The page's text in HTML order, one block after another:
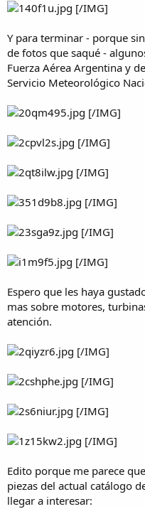
[/IMG]
Y para terminar - porque
de fotos que saqué -
Fuerza Aérea Argentina y
Servicio Meteorológico
[/IMG]
[/IMG]
[/IMG]
[/IMG]
[/IMG]
[/IMG]
Espero que les haya
mas sobre motores,
atención.
[/IMG]
[/IMG]
[/IMG]
[/IMG]
Edito porque me parece
piezas del actual catálogo
llegar a interesar: